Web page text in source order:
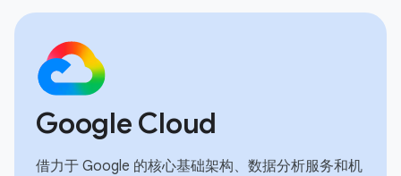
Google Cloud
借力于 Google 的核心基础架构、数据分析服务和机